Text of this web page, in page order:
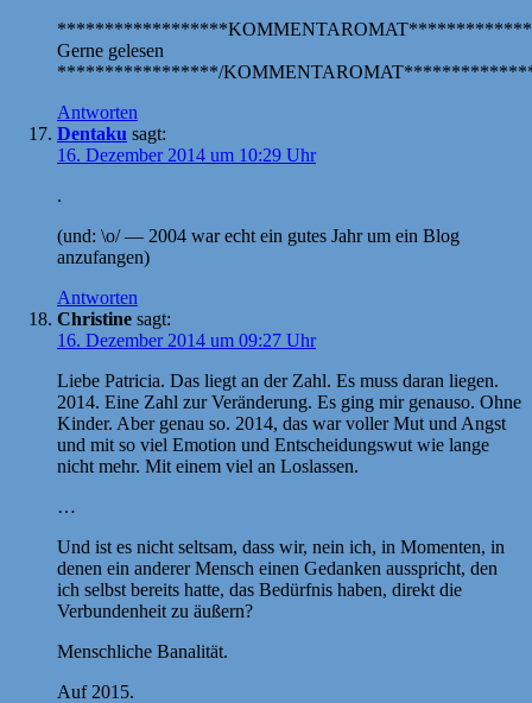
Gerne gelesen
*****************/
Antworten
Dentaku sagt:
16. Dezember 2014 um 10:29 Uhr
.
(und: \o/ — 2004 war echt ein gutes Jahr um ein Blog
anzufangen)
Antworten
Christine sagt:
16. Dezember 2014 um 09:27 Uhr
Liebe Patricia. Das liegt an der Zahl. Es muss daran liegen.
2014. Eine Zahl zur Veränderung. Es ging mir genauso. Ohne
Kinder. Aber genau so. 2014, das war voller Mut und Angst
und mit so viel Emotion und Entscheidungswut wie lange
nicht mehr. Mit einem viel an Loslassen.
…
Und ist es nicht seltsam, dass wir, nein ich, in Momenten, in
denen ein anderer Mensch einen Gedanken ausspricht, den
ich selbst bereits hatte, das Bedürfnis haben, direkt die
Verbundenheit zu äußern?
Menschliche Banalität.
Auf 2015.